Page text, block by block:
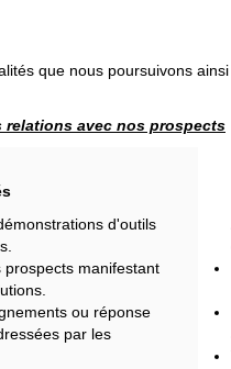
que nous poursuivons
relations avec nos prospects
d'outils
manifestant
ou réponse
par les